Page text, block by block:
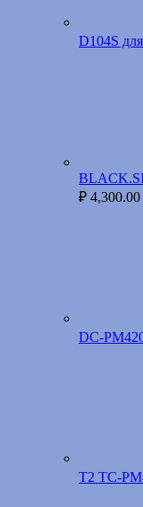
D104S
₽ 4,300.00
DC-
T2 TC-